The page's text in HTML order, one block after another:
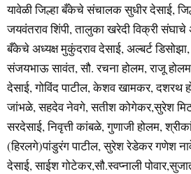
यावेळी जिल्हा बँकेचे संचालक सुधीर देसाई,
जयवंतराव शिंपी, तालुका खरेदी विक्री
बँकेचे अध्यक्ष मुकुंदराव देसाई, अल्बर्ट
संजयभाऊ सावंत, सौ. रचना होलम, राजू
देसाई, गोविंद पाटील, केशव खामकर, दशरथ
जांभळे, सहदेव नेवगे, सतीश कोगेकर,सुरेश
सरदेसाई, निवृत्ती कांबळे, गुणाजी होलम,
(हिरलगे)पांडुरंग पाटील, सुरेश रेडेकर गणेश
देसाई, साईश गोटेकर,सौ.स्वप्नाली